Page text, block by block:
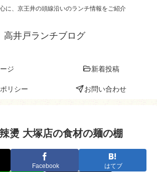
に、京王井の頭線沿いのランチ情報をご紹介
高井戸ランチブログ
ジ 新着投稿
リシー お問い合わせ
燙 大塚店の食材の麺の棚
Facebook はてブ